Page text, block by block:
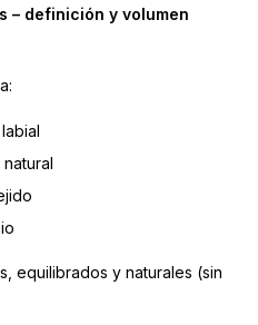
– definición y volumen
equilibrados y naturales (sin